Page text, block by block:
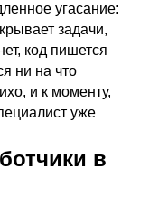
угасание:
задачи,
код пишется
ни на что
и к моменту,
уже
в